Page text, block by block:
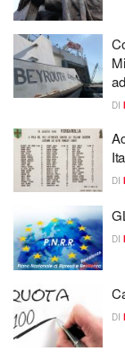
DI
DI
DI
DI